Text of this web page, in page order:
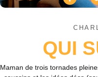
QUI
Maman de trois tornades